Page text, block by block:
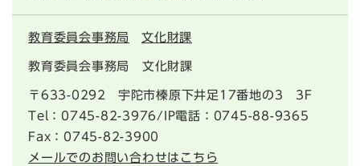
教育委員会事務局 文化財課
教育委員会事務局 文化財課
〒633-0292
宇陀市榛原下井足17番地の3 3F
Tel：0745-82-3976/IP電話：0745-88-9365
Fax：0745-82-3900
メールでのお問い合わせはこちら